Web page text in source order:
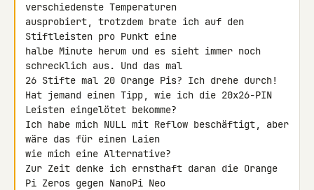
verschiedenste Temperaturen
ausprobiert, trotzdem brate ich auf den
Stiftleisten pro Punkt eine
halbe Minute herum und es sieht immer noch
schrecklich aus. Und das mal
26 Stifte mal 20 Orange Pis? Ich drehe durch!
Hat jemand einen Tipp, wie ich die 20x26-PIN
Leisten eingelötet bekomme?
Ich habe mich NULL mit Reflow beschäftigt, aber
wäre das für einen Laien
wie mich eine Alternative?
Zur Zeit denke ich ernsthaft daran die Orange
Pi Zeros gegen NanoPi Neo